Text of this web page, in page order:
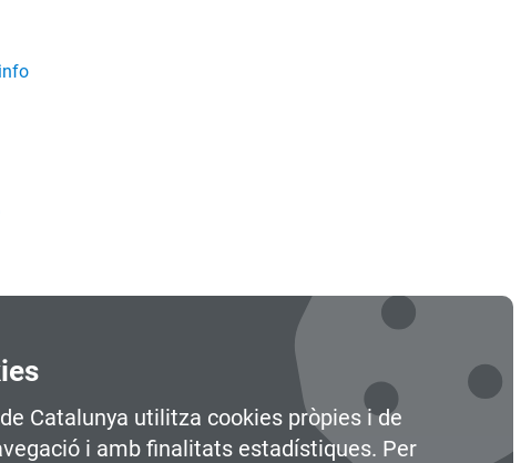
Catalunya utilitza cookies pròpies i de
i amb finalitats estadístiques. Per
(Online - 1a edició)